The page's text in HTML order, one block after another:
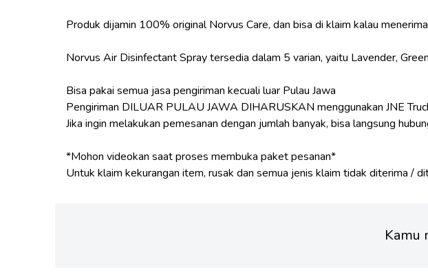
Produk dijamin 100% original Norvus Care, dan bisa di klaim kalau
Norvus Air Disinfectant Spray tersedia dalam 5 varian, yaitu Lavender,
Bisa pakai semua jasa pengiriman kecuali luar Pulau Jawa
Pengiriman DILUAR PULAU JAWA DIHARUSKAN menggunakan JNE
Jika ingin melakukan pemesanan dengan jumlah banyak, bisa langsung
*Mohon videokan saat proses membuka paket pesanan*
Kamu